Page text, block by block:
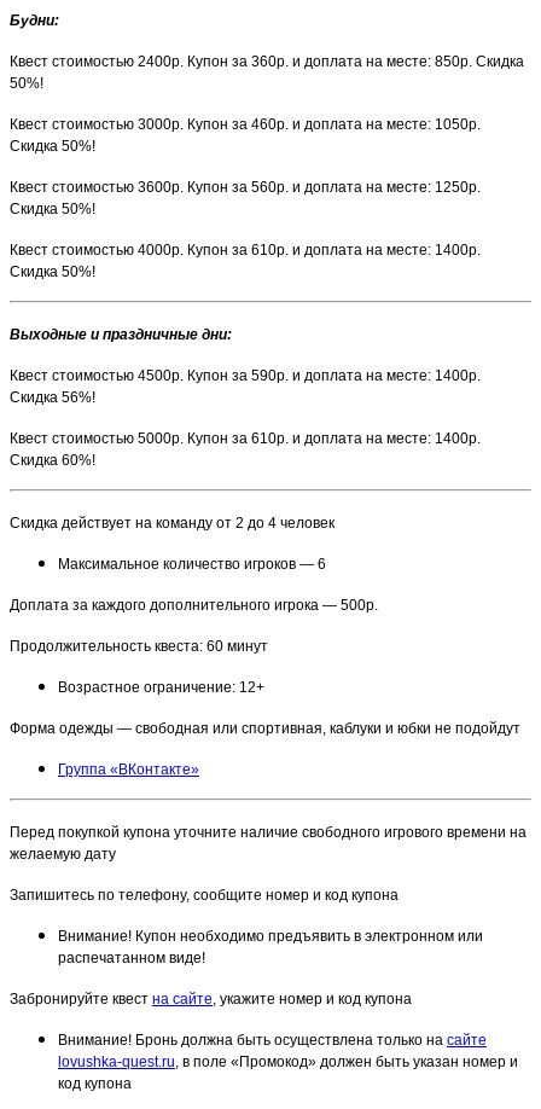
Будни:
Квест стоимостью 2400р. Купон за 360р. и доплата на месте: 850р. Скидка
50%!
Квест стоимостью 3000р. Купон за 460р. и доплата на месте: 1050р.
Скидка 50%!
Квест стоимостью 3600р. Купон за 560р. и доплата на месте: 1250р.
Скидка 50%!
Квест стоимостью 4000р. Купон за 610р. и доплата на месте: 1400р.
Скидка 50%!
Выходные и праздничные дни:
Квест стоимостью 4500р. Купон за 590р. и доплата на месте: 1400р.
Скидка 56%!
Квест стоимостью 5000р. Купон за 610р. и доплата на месте: 1400р.
Скидка 60%!
Скидка действует на команду от 2 до 4 человек
Максимальное количество игроков — 6
Доплата за каждого дополнительного игрока — 500р.
Продолжительность квеста: 60 минут
Возрастное ограничение: 12+
Форма одежды — свободная или спортивная, каблуки и юбки не подойдут
Группа «ВКонтакте»
Перед покупкой купона уточните наличие свободного игрового времени на
желаемую дату
Запишитесь по телефону, сообщите номер и код купона
Внимание! Купон необходимо предъявить в электронном или
распечатанном виде!
Забронируйте квест на сайте, укажите номер и код купона
Внимание! Бронь должна быть осуществлена только на сайте
lovushka-quest.ru, в поле «Промокод» должен быть указан номер и
код купона